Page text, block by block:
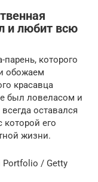
и любит всю
которого
обожаем
красавца
был ловеласом и
оставался
его
жизни.
Portfolio / Getty